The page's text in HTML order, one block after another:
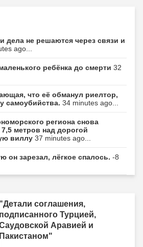
дела не решаются через связи и
ago...
ребёнка до смерти 32
что её обманул риелтор,
самоубийства. 34 minutes ago...
региона снова
метров над дорогой
виллу 37 minutes ago...
он зарезал, лёгкое спалось. -8
"Детали соглашения,
подписанного Турцией,
Аравией и
Пакистаном"